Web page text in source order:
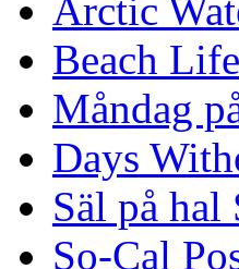
Arctic
Beach Life
Måndag
Days
Säl på hal
So-Cal